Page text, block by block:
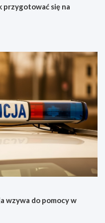
przygotować się na
wzywa do pomocy w